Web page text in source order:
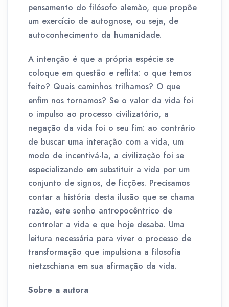
pensamento do filósofo alemão, que propõe
um exercício de autognose, ou seja, de
autoconhecimento da humanidade.
A intenção é que a própria espécie se
coloque em questão e reflita: o que temos
feito? Quais caminhos trilhamos? O que
enfim nos tornamos? Se o valor da vida foi
o impulso ao processo civilizatório, a
negação da vida foi o seu fim: ao contrário
de buscar uma interação com a vida, um
modo de incentivá-la, a civilização foi se
especializando em substituir a vida por um
conjunto de signos, de ficções. Precisamos
contar a história desta ilusão que se chama
razão, este sonho antropocêntrico de
controlar a vida e que hoje desaba. Uma
leitura necessária para viver o processo de
transformação que impulsiona a filosofia
nietzschiana em sua afirmação da vida.
Sobre a autora